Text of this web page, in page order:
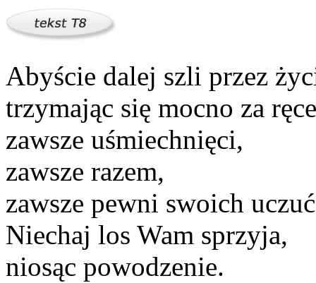
Abyście dalej szli przez
trzymając się mocno za
zawsze uśmiechnięci,
zawsze razem,
zawsze pewni swoich
Niechaj los Wam sprzyja,
niosąc powodzenie.